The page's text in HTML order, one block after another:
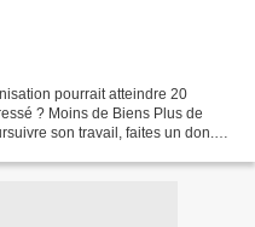
pourrait atteindre 20
? Moins de Biens Plus de
son travail, faites un don.